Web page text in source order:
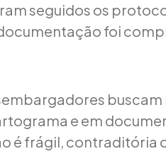
seguidos os
foi
e em
é frágil, contraditória